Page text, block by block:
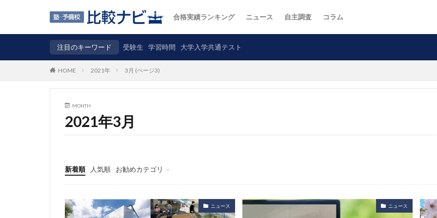
合格実績ランキング ニュース 自主調査 コラム
注目のキーワード 受験生 学習時間 大学入学共通テスト
HOME 2021年 3月 (ページ3)
MONTH
2021年3月
新着順 人気順
お勧めカテゴリ
ニュース
自主調査
コラム
カテゴリ
ニュース ニュース